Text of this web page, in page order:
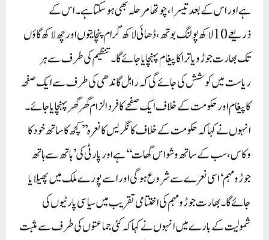
ہے اور اس کے بعد تیسرا، چوتھا مرحلہ بھی ہو سکتا ہے ۔ اس کے
ذریعے 10لاکھ پولنگ بوتھ، ڈھائی لاکھ گرام پنچایتوں اور چھ لاکھ گاؤں
تک بھارت جوڑو یاترا کا پیغام پہنچایا جائے گا۔ تنظیم کی طرف سے ہر
ریاست میں کوشش کی جائے گی کہ راہل گاندھی کی طرف سے ایک صفحہ
کا پیغام اور حکومت کے خلاف ایک صفحے کا فرد الزام گھر گھر پہنچایا جائے ۔
انہوں نے کہا کہ حکومت کے خلاف کانگریس کا نعرہ ’’کچھ کا ساتھ خود کا
وکاس، سب کے ساتھ وشواس گھات‘‘ہے اور پارٹی کی ’ہاتھ سے ہاتھ
جوڑو مہم‘ اسی نعرے سے شروع ہوگی اور اسے پورے ملک میں پھیلایا
جائے گا۔بھارت جوڑو مہم کی اختتامی تقریب میں سیاسی پارٹیوں کی
شمولیت کے بارے میں انہوں نے کہا کہ کئی جماعتوں کی طرف سے مثبت